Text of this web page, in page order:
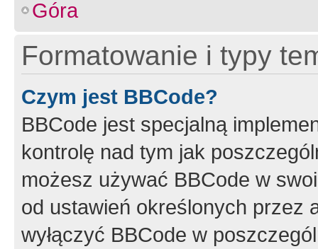
Góra
Formatowanie i typy
Czym jest BBCode?
BBCode jest specjalną
kontrolę nad tym jak
możesz używać BBCode w
od ustawień określonych przez
wyłączyć BBCode w